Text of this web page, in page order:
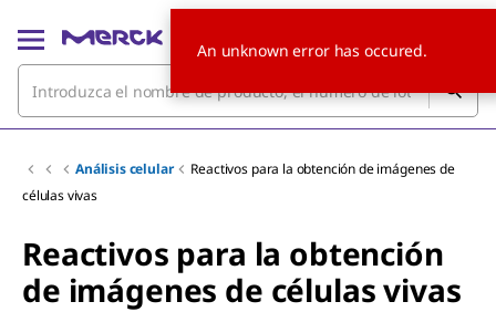
Análisis celular
Reactivos para la obtención de imágenes de
células vivas
Reactivos para la obtención
de imágenes de células vivas
An unknown error has occured.